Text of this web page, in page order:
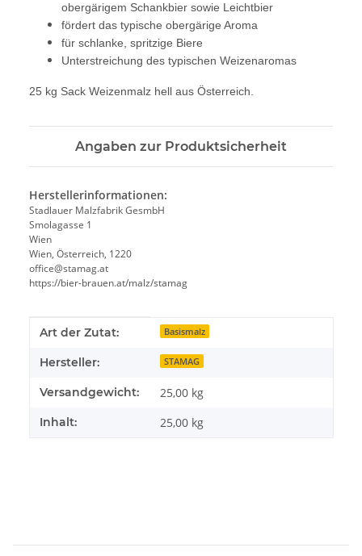
obergärigem Schankbier sowie Leichtbier
fördert das typische obergärige Aroma
für schlanke, spritzige Biere
Unterstreichung des typischen Weizenaromas
25 kg Sack Weizenmalz hell aus Österreich.
Angaben zur Produktsicherheit
Herstellerinformationen:
Stadlauer Malzfabrik GesmbH
Smolagasse 1
Wien
Wien, Österreich, 1220
office@stamag.at
https://bier-brauen.at/malz/stamag
Produkteigenschaft
Wert
Art der Zutat: Basismalz
Hersteller: STAMAG
Versandgewicht: 25,00 kg
Inhalt: 25,00 kg